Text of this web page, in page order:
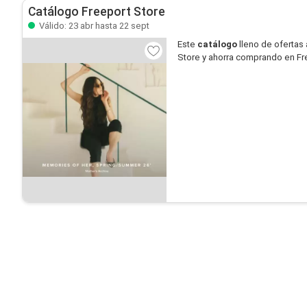
Catálogo Freeport Store
Válido: 23 abr hasta 22 sept
Este catálogo lleno de
Store y ahorra comprando en